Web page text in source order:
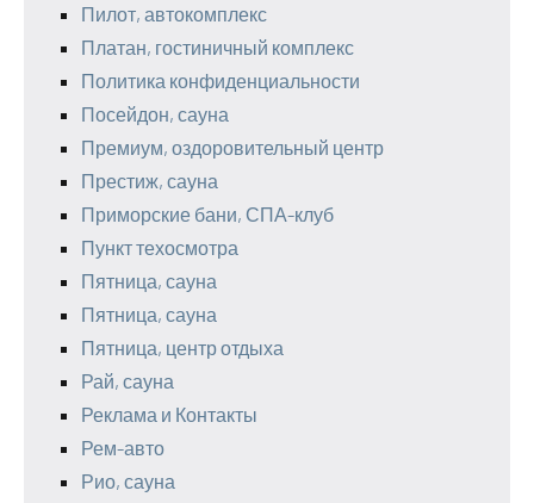
Пилот, автокомплекс
Платан, гостиничный комплекс
Политика конфиденциальности
Посейдон, сауна
Премиум, оздоровительный центр
Престиж, сауна
Приморские бани, СПА-клуб
Пункт техосмотра
Пятница, сауна
Пятница, сауна
Пятница, центр отдыха
Рай, сауна
Реклама и Контакты
Рем-авто
Рио, сауна